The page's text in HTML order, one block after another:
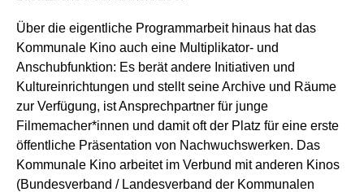
Über die eigentliche Programmarbeit hinaus hat das
Kommunale Kino auch eine Multiplikator- und
Anschubfunktion: Es berät andere Initiativen und
Kultureinrichtungen und stellt seine Archive und Räume
zur Verfügung, ist Ansprechpartner für junge
Filmemacher*innen und damit oft der Platz für eine erste
öffentliche Präsentation von Nachwuchswerken. Das
Kommunale Kino arbeitet im Verbund mit anderen Kinos
(Bundesverband / Landesverband der Kommunalen